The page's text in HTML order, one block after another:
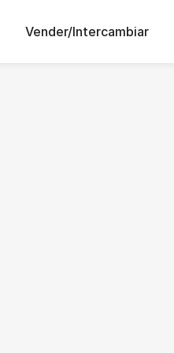
Vender/Intercambiar